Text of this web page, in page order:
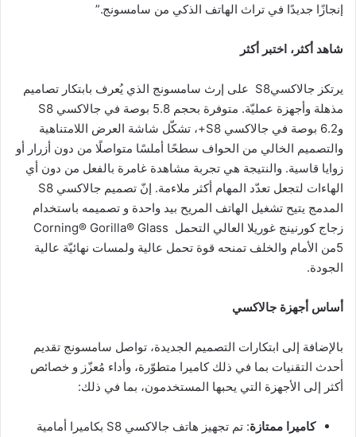
إنجازًا جديدًا في تراث الهاتف الذكي من سامسونج.”
شاهد أكثر، اختبر أكثر
يرتكز جالاكسيS8 على إرث سامسونج الذي يُعرف بابتكار تصاميم
مذهلة وأجهزة عمليّة. متوفرة بحجم 5.8 بوصة في جالاكسي S8
و6.2 بوصة في جالاكسي S8+، تشكّل شاشة العرض اللامتناهية
والتصميم الخالي من الحواف سطحًا أملسًا متواصلًا من دون أزرار أو
زوايا قاسية. والنتيجة هي تجربة مشاهدة غامرة بالفعل من دون أي
الهاءات لتجعل تعدّد المهام أكثر ملاءمة. إنّ تصميم جالاكسي S8
المدمج يتيح تشغيل الهاتف المريح بيد واحدة و تصميمه باستخدام
زجاج كورنينج غوريلا العالي التحمل Corning® Gorilla® Glass
5من الأمام والخلف تمنحه قوة تحمل عالية ولمسات نهائيّة عالية
الجودة.
أساس أجهزة جالاكسي
بالإضافة إلى ابتكارات التصميم الجديدة، تواصل سامسونج تقديم
أحدث التقنيات بما في ذلك كاميرا متطوّرة، وأداء مُعزّز و خصائص
أكثر إلى الأجهزة التي يحبها المستخدمون، بما في ذلك:
كاميرا ممتازة
: تم تجهيز هاتف جالاكسي S8 بكاميرا أمامية